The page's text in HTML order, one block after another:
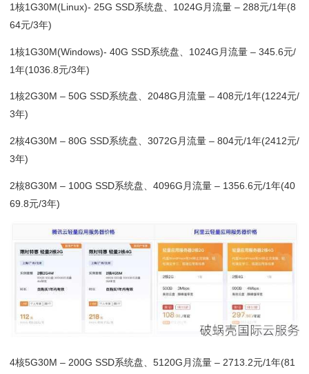
1核1G30M(Linux)- 25G SSD系统盘、1024G月流量 – 288元/1年(8
64元/3年)
1核1G30M(Windows)- 40G SSD系统盘、1024G月流量 – 345.6元/
1年(1036.8元/3年)
1核2G30M – 50G SSD系统盘、2048G月流量 – 408元/1年(1224元/
3年)
2核4G30M – 80G SSD系统盘、3072G月流量 – 804元/1年(2412元/
3年)
2核8G30M – 100G SSD系统盘、4096G月流量 – 1356.6元/1年(40
69.8元/3年)
4核5G30M – 200G SSD系统盘、5120G月流量 – 2713.2元/1年(81